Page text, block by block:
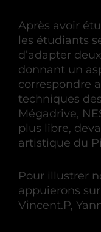
Après avoir
les étudiants
d’adapter
donnant un
correspondre
techniques
Mégadrive,
plus libre,
artistique du
Pour illustrer
appuierons sur
Vincent.P,